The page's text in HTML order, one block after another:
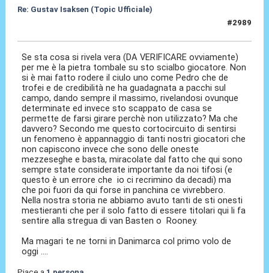
Re: Gustav Isaksen (Topic Ufficiale)
#2989
Se sta cosa si rivela vera (DA VERIFICARE ovviamente)
per me è la pietra tombale su sto scialbo giocatore. Non
si è mai fatto rodere il ciulo uno come Pedro che de
trofei e de credibilità ne ha guadagnata a pacchi sul
campo, dando sempre il massimo, rivelandosi ovunque
determinate ed invece sto scappato de casa se
permette de farsi girare perchè non utilizzato? Ma che
davvero? Secondo me questo cortocircuito di sentirsi
un fenomeno è appannaggio di tanti nostri giocatori che
non capiscono invece che sono delle oneste
mezzeseghe e basta, miracolate dal fatto che qui sono
sempre state considerate importante da noi tifosi (e
questo è un errore che io ci recrimino da decadi) ma
che poi fuori da qui forse in panchina ce vivrebbero.
Nella nostra storia ne abbiamo avuto tanti de sti onesti
mestieranti che per il solo fatto di essere titolari qui li fa
sentire alla stregua di van Basten o Rooney.
Ma magari te ne torni in Danimarca col primo volo de
oggi ....